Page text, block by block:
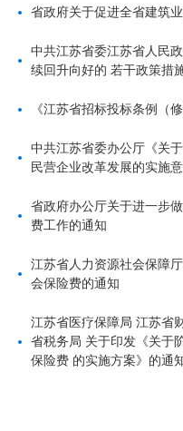
省政府关于促进全省建筑
中共江苏省委江苏省人民
续回升向好的 若干政策措
《江苏省招标投标条例（
中共江苏省委办公厅《关
民营企业改革发展的实施意
省政府办公厅关于进一步
费工作的通知
江苏省人力资源社会保障
会保险费的通知
江苏省医疗保障局 江苏省
省税务局 关于印发《关于
保险费 的实施方案》的通